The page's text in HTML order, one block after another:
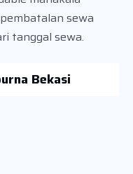
sewa
tanggal sewa.
Bekasi